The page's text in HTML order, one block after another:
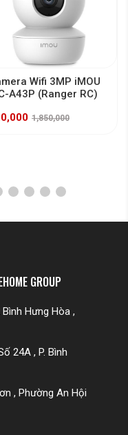
Wifi 3MP iMOU
A43P (Ranger RC)
1,850,000
GROUP
Hưng Hòa ,
24A , P. Bình
, Phường An Hội